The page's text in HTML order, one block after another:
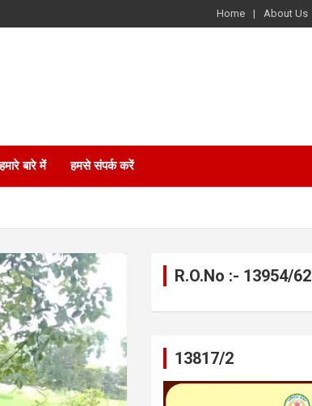
Home About Us
हमारे बारे में हमसे संपर्क करें
R.O.No :- 13954/62
13817/2